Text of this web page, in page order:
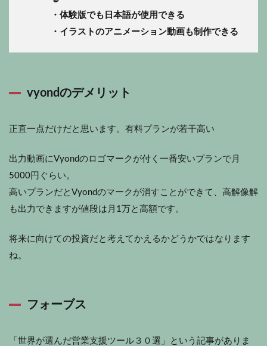
・体験版でも日本語が使用できる
・イラストのアニメーション動画も制作できる
vyondのデメリット
正直一点だけだと思います。 有料プランが若干高い
出力動画にVyondのロゴマークが付く一番安いプランで月
5000円ぐらい。
高いプランだとVyondのマークが消すことができて、高解像解
も出力できますが値段は月1万と高額です。
将来に向けての投資だと考えてかえるかどうかではなります
ね。
フォーブス
「世界が選んだ営業支援ツール３０選」という記事がありま